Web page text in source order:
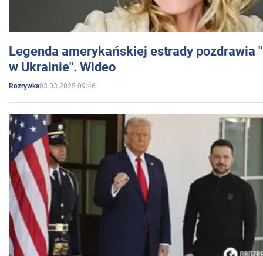
Legenda amerykańskiej estrady pozdrawia
w Ukrainie". Wideo
Rozrywka03.03.2025 09:46